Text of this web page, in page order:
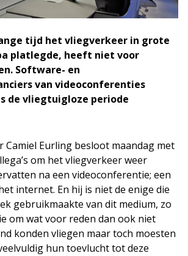
tijd het vliegverkeer in grote
platlegde, heeft niet voor
Software- en
van videoconferenties
de vliegtuigloze periode
Camiel Eurling besloot maandag met
om het vliegverkeer weer
na een videoconferentie; een
internet. En hij is niet de enige die
gebruikmaakte van dit medium, zo
om wat voor reden dan ook niet
konden vliegen maar toch moesten
hun toevlucht tot deze